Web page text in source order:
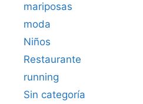
mariposas
moda
Niños
Restaurante
running
Sin categoría